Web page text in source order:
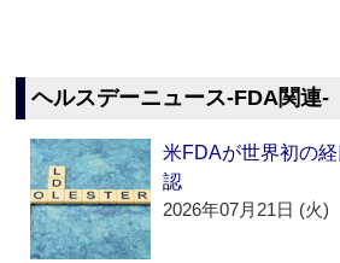
ヘルスデーニュース‐FDA関連‐
米FDAが世界初の
認
2026年07月21日 (火)